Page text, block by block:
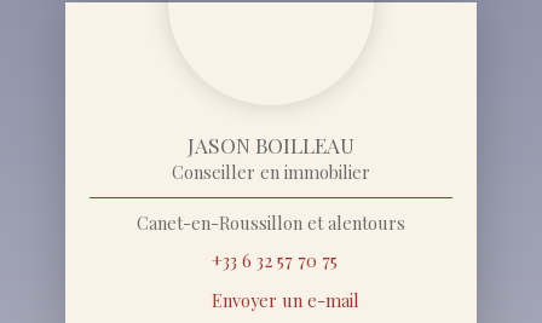
JASON BOILLEAU
Conseiller en immobilier
Canet-en-Roussillon et alentours
+33 6 32 57 70 75
Envoyer un e-mail